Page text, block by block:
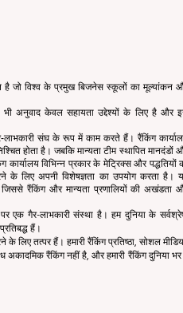
है जो विश्व के प्रमुख बिजनेस स्कूलों का मूल्यांकन
अनुवाद केवल सहायता उद्देश्यों के लिए है और
लाभकारी संघ के रूप में काम करते हैं। रैंकिंग
होता है। जबकि मान्यता टीम स्थापित मानदंडों
विभिन्न प्रकार के मेट्रिक्स और पद्धतियों
लिए अपनी विशेषज्ञता का उपयोग करता है।
जिससे रैंकिंग और मान्यता प्रणालियों की अखंडता
गैर-लाभकारी संस्था है। हम दुनिया के
हैं।
लिए तत्पर हैं। हमारी रैंकिंग प्रतिष्ठा, सोशल
रैंकिंग नहीं है, और हमारी रैंकिंग दुनिया भर